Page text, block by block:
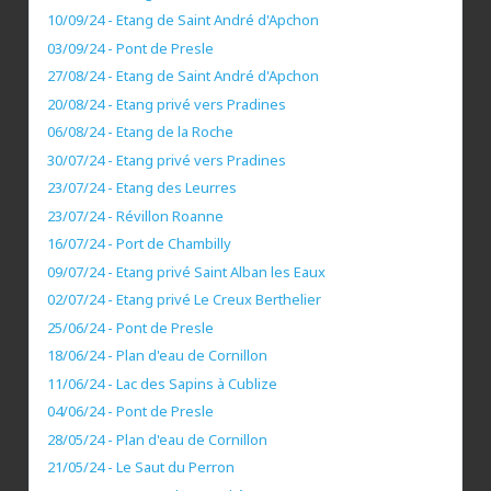
10/09/24 - Etang de Saint André d'Apchon
03/09/24 - Pont de Presle
27/08/24 - Etang de Saint André d'Apchon
20/08/24 - Etang privé vers Pradines
06/08/24 - Etang de la Roche
30/07/24 - Etang privé vers Pradines
23/07/24 - Etang des Leurres
23/07/24 - Révillon Roanne
16/07/24 - Port de Chambilly
09/07/24 - Etang privé Saint Alban les Eaux
02/07/24 - Etang privé Le Creux Berthelier
25/06/24 - Pont de Presle
18/06/24 - Plan d'eau de Cornillon
11/06/24 - Lac des Sapins à Cublize
04/06/24 - Pont de Presle
28/05/24 - Plan d'eau de Cornillon
21/05/24 - Le Saut du Perron